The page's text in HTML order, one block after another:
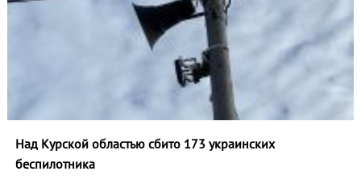
Над Курской областью сбито 173 украинских
беспилотника